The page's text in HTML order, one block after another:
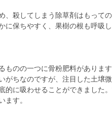
、殺してしまう除草剤はもって
に保ちやすく、果樹の根も呼吸
のの一つに骨粉肥料があります
がちなのですが、注目した土壌
的に吸わせることができました
ます。